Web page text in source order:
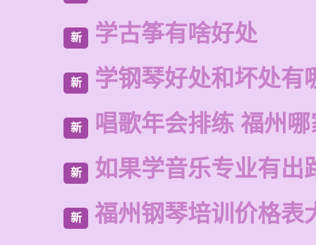
新 学古筝有啥好处
新 学钢琴好处和坏处有
新 唱歌年会排练 福州
新 如果学音乐专业有出
新 福州钢琴培训价格表